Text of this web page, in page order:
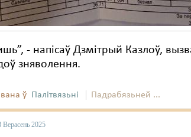
- напісаў Дзмітрый Казлоў,
зняволення.
ў Палітвязьні Падрабязьней ...
2025